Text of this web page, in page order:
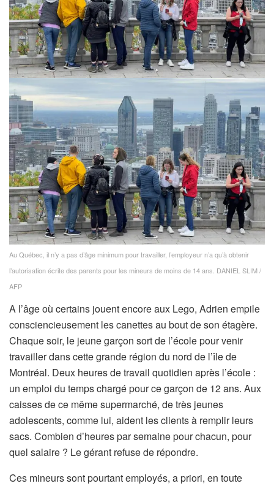
Au Québec, il n’y a pas d’âge minimum pour travailler, l’employeur n’a qu’à obtenir
l’autorisation écrite des parents pour les mineurs de moins de 14 ans. DANIEL SLIM /
AFP
A l’âge où certains jouent encore aux Lego, Adrien empile
consciencieusement les canettes au bout de son étagère.
Chaque soir, le jeune garçon sort de l’école pour venir
travailler dans cette grande région du nord de l’île de
Montréal. Deux heures de travail quotidien après l’école :
un emploi du temps chargé pour ce garçon de 12 ans. Aux
caisses de ce même supermarché, de très jeunes
adolescents, comme lui, aident les clients à remplir leurs
sacs. Combien d’heures par semaine pour chacun, pour
quel salaire ? Le gérant refuse de répondre.
Ces mineurs sont pourtant employés, a priori, en toute